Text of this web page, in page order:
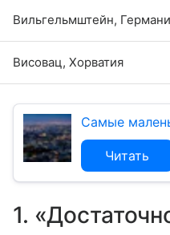
Вильгельмштейн,
Висовац, Хорватия
Самые
Читать
1.